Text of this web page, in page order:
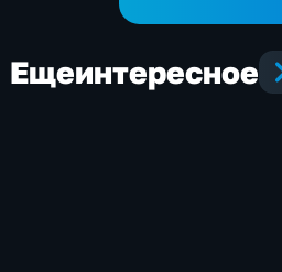
Ещеинтересное